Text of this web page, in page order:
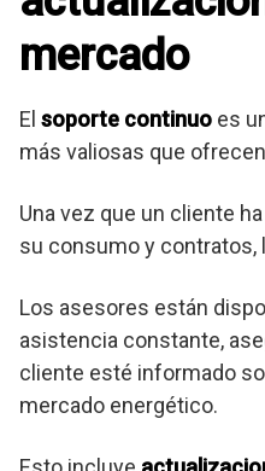
mercado
El soporte continuo es
más valiosas que
Una vez que un cliente
su consumo y contratos,
Los asesores están
asistencia constante,
cliente esté informado
mercado energético.